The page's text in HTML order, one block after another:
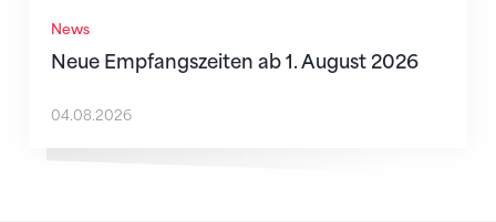
News
Neue Empfangszeiten ab 1. August 2026
04.08.2026